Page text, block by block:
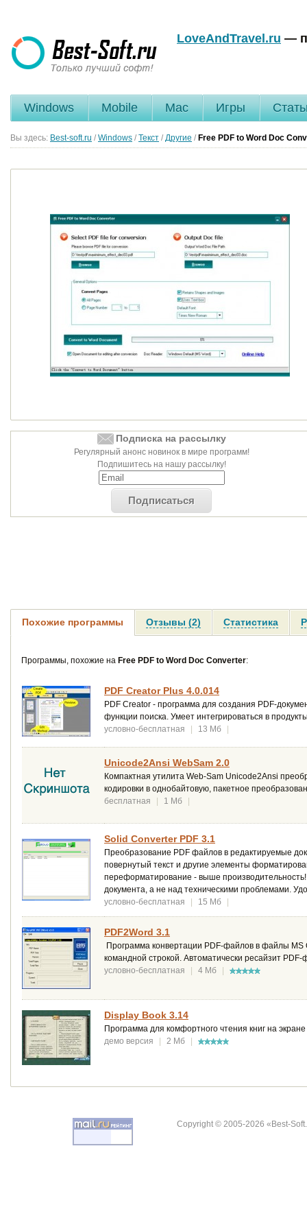
LoveAndTravel.ru —
Windows Mobile Mac Игры
Вы здесь: Best-soft.ru / Windows / Текст / Другие / Free PDF to Word Doc
Подписка на рассылку
Регулярный анонс новинок в мире программ!
Подпишитесь на нашу рассылку!
Подписаться
Похожие программы Отзывы (2) Статистика
Программы, похожие на Free PDF to Word Doc Converter:
PDF Creator Plus 4.0.014
PDF Creator - программа для создания PDF-
функции поиска. Умеет интегрироваться в
условно-бесплатная
| 13 Мб |
Unicode2Ansi WebSam 2.0
Компактная утилита Web-Sam Unicode2Ansi
кодировки в однобайтовую, пакетное
бесплатная
| 1 Мб |
Solid Converter PDF 3.1
Преобразование PDF файлов в редактируемые
повернутый текст и другие элементы
переформатирование - выше
документа, а не над техническими проблемами.
условно-бесплатная
| 15 Мб |
PDF2Word 3.1
Программа конвертации PDF-файлов в файлы MS
командной строкой. Автоматически ресайзит
условно-бесплатная
| 4 Мб |
Display Book 3.14
Программа для комфортного чтения книг на
демо версия
| 2 Мб |
Copyright © 2005-2026 «Best-